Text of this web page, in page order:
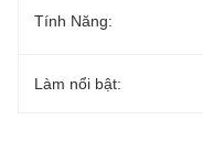
Tính Năng:
Làm nổi bật: